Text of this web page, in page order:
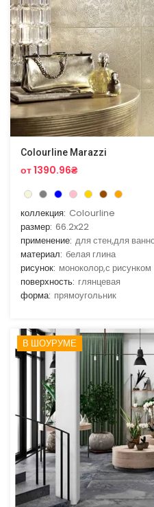
Colourline Marazzi
от 1390.96₴
коллекция: Colourline
размер: 66.2x22
применение: для стен,для
материал: белая глина
рисунок: моноколор,с рисунком
поверхность: глянцевая
форма: прямоугольник
В ШОУРУМЕ